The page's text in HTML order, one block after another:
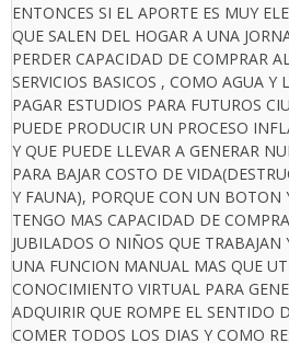
ENTONCES SI EL APORTE ES MUY
QUE SALEN DEL HOGAR A UNA
PERDER CAPACIDAD DE COMPRAR
SERVICIOS BASICOS , COMO AGUA
PAGAR ESTUDIOS PARA FUTUROS
PUEDE PRODUCIR UN PROCESO
Y QUE PUEDE LLEVAR A GENERAR
PARA BAJAR COSTO DE
Y FAUNA), PORQUE CON UN BOTON
TENGO MAS CAPACIDAD DE
JUBILADOS O NIÑOS QUE TRABAJAN
UNA FUNCION MANUAL MAS QUE
CONOCIMIENTO VIRTUAL PARA
ADQUIRIR QUE ROMPE EL SENTIDO
COMER TODOS LOS DIAS Y COMO